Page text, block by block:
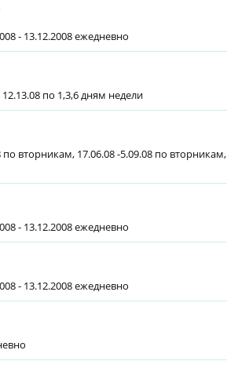
- 13.12.2008 ежедневно
12.13.08 по 1,3,6 дням недели
по вторникам, 17.06.08 -5.09.08 по вторникам,
- 13.12.2008 ежедневно
- 13.12.2008 ежедневно